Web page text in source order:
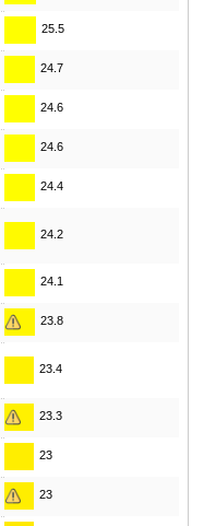
25.5
24.7
24.6
24.6
24.4
24.2
24.1
23.8
23.4
23.3
23
23